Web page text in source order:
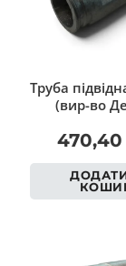
Труба
(вир-во
470,40